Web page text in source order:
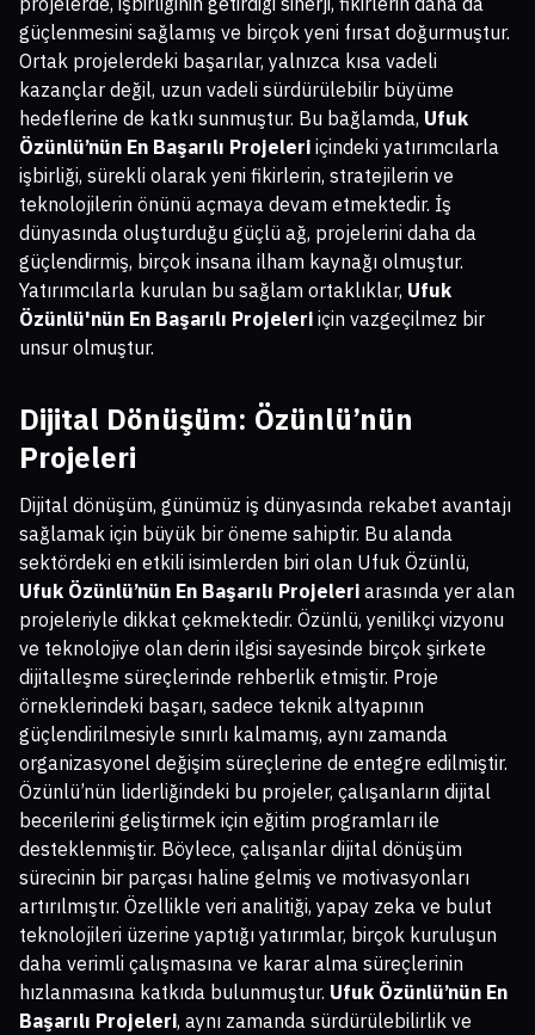
güçlenmesini sağlamış ve birçok yeni fırsat doğurmuştur.
Ortak projelerdeki başarılar, yalnızca kısa vadeli
kazançlar değil, uzun vadeli sürdürülebilir büyüme
hedeflerine de katkı sunmuştur. Bu bağlamda, Ufuk
Özünlü’nün En Başarılı Projeleri içindeki yatırımcılarla
işbirliği, sürekli olarak yeni fikirlerin, stratejilerin ve
teknolojilerin önünü açmaya devam etmektedir. İş
dünyasında oluşturduğu güçlü ağ, projelerini daha da
güçlendirmiş, birçok insana ilham kaynağı olmuştur.
Yatırımcılarla kurulan bu sağlam ortaklıklar, Ufuk
Özünlü'nün En Başarılı Projeleri için vazgeçilmez bir
unsur olmuştur.
Dijital Dönüşüm: Özünlü’nün
Projeleri
Dijital dönüşüm, günümüz iş dünyasında rekabet avantajı
sağlamak için büyük bir öneme sahiptir. Bu alanda
sektördeki en etkili isimlerden biri olan Ufuk Özünlü,
Ufuk Özünlü’nün En Başarılı Projeleri arasında yer alan
projeleriyle dikkat çekmektedir. Özünlü, yenilikçi vizyonu
ve teknolojiye olan derin ilgisi sayesinde birçok şirkete
dijitalleşme süreçlerinde rehberlik etmiştir. Proje
örneklerindeki başarı, sadece teknik altyapının
güçlendirilmesiyle sınırlı kalmamış, aynı zamanda
organizasyonel değişim süreçlerine de entegre edilmiştir.
Özünlü’nün liderliğindeki bu projeler, çalışanların dijital
becerilerini geliştirmek için eğitim programları ile
desteklenmiştir. Böylece, çalışanlar dijital dönüşüm
sürecinin bir parçası haline gelmiş ve motivasyonları
artırılmıştır. Özellikle veri analitiği, yapay zeka ve bulut
teknolojileri üzerine yaptığı yatırımlar, birçok kuruluşun
daha verimli çalışmasına ve karar alma süreçlerinin
hızlanmasına katkıda bulunmuştur. Ufuk Özünlü’nün En
Başarılı Projeleri, aynı zamanda sürdürülebilirlik ve